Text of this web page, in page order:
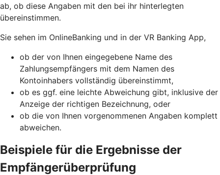
ab, ob diese Angaben mit den bei ihr hinterlegten
übereinstimmen.
Sie sehen im OnlineBanking und in der VR Banking App,
ob der von Ihnen eingegebene Name des
Zahlungsempfängers mit dem Namen des
Kontoinhabers vollständig übereinstimmt,
ob es ggf. eine leichte Abweichung gibt, inklusive der
Anzeige der richtigen Bezeichnung, oder
ob die von Ihnen vorgenommenen Angaben komplett
abweichen.
Beispiele für die Ergebnisse der
Empfängerüberprüfung